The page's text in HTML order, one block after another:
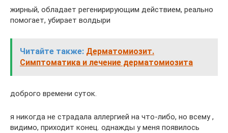
жирный, обладает регенирирующим действием, реально
помогает, убирает волдыри
Читайте также: Дерматомиозит.
Симптоматика и лечение дерматомиозита
доброго времени суток.
я никогда не страдала аллергией на что-либо, но всему ,
видимо, приходит конец. однажды у меня появилось